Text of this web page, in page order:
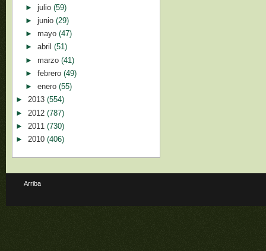
► julio (59)
► junio (29)
► mayo (47)
► abril (51)
► marzo (41)
► febrero (49)
► enero (55)
► 2013 (554)
► 2012 (787)
► 2011 (730)
► 2010 (406)
Arriba